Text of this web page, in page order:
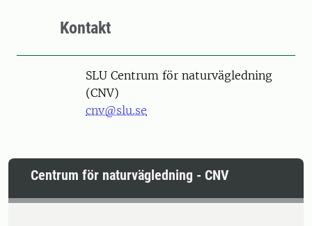
Kontakt
SLU Centrum för naturvägledning
(CNV)
cnv@slu.se
Centrum för naturvägledning - CNV